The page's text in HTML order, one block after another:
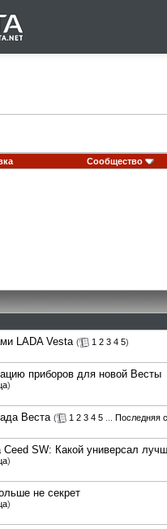
Сообщество
LADA Vesta ( 1 2 3 4 5)
приборов для новой Весты
)
Веста ( 1 2 3 4 5
Последняя
SW: Какой универсал
)
не секрет
)